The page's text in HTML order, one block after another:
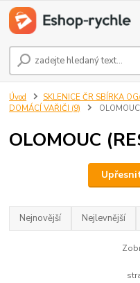
Úvod SKLENICE ČR SBÍRKA
DOMÁCÍ VAŘIČI (9)
OLOMOUC
Nejnovější Nejlevnější